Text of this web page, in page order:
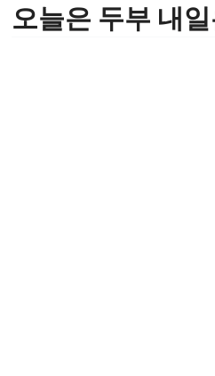
오늘은 두부 내